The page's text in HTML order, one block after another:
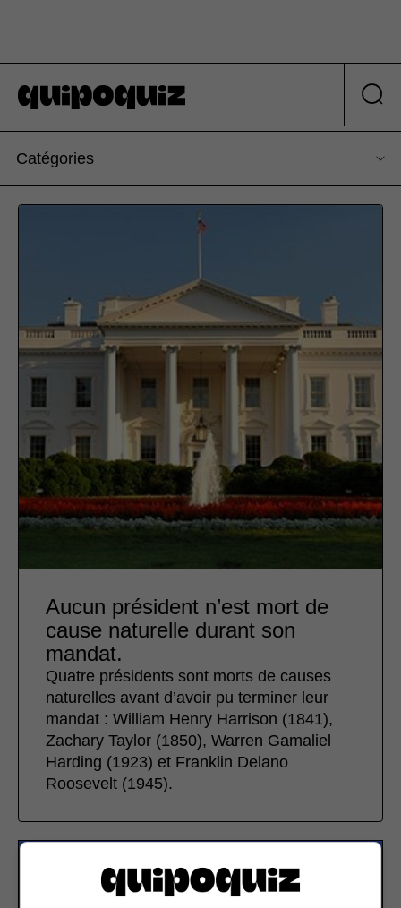
Catégories
Aucun président n’est mort de
cause naturelle durant son
mandat.
Quatre présidents sont morts de causes
naturelles avant d’avoir pu terminer leur
mandat : William Henry Harrison (1841),
Zachary Taylor (1850), Warren Gamaliel
Harding (1923) et Franklin Delano
Roosevelt (1945).
S’inscrire à la newsletter